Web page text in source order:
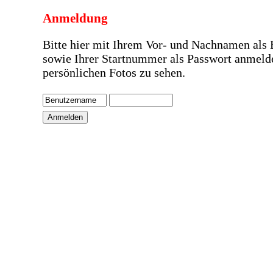
Anmeldung
Bitte hier mit Ihrem Vor- und Nachnamen als
sowie Ihrer Startnummer als Passwort
persönlichen Fotos zu sehen.